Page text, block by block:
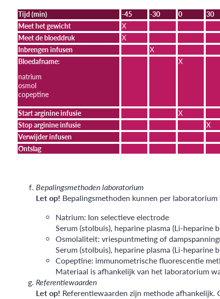
Tijd (min) -45 -30 0
30
Meet het gewicht
X
Meet de bloeddruk
X
Inbrengen infusen
X
Bloedafname:
natrium
osmol
copeptine
X
Start arginine infusie
X
Stop arginine infusie
X
Verwijder infusen
Ontslag
Bepalingsmethoden laboratorium
Let op! Bepalingsmethoden kunnen per
Natrium: Ion selectieve electrode
Serum (stolbuis), heparine plasma (Li-heparine
Osmolaliteit: vriespuntmeting of
Serum (stolbuis), heparine plasma (Li-heparine
Copeptine: immunometrische fluorescentie
Materiaal is afhankelijk van het laboratorium
Referentiewaarden
Let op! Referentiewaarden zijn methode